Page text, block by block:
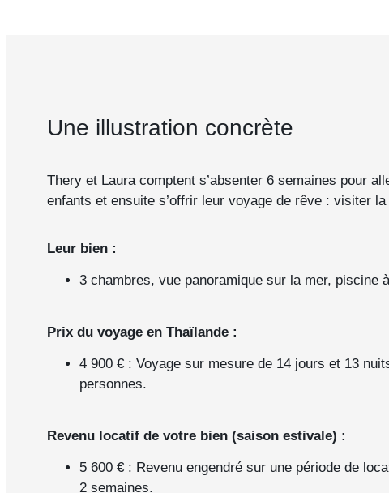
Une illustration concrète
Thery et Laura comptent s’absenter 6 semaines pour
enfants et ensuite s’offrir leur voyage de rêve : visiter la
Leur bien :
3 chambres, vue panoramique sur la mer, piscine
Prix du voyage en Thaïlande :
4 900 € : Voyage sur mesure de 14 jours et 13
personnes.
Revenu locatif de votre bien (saison estivale) :
5 600 € : Revenu engendré sur une période de
2 semaines.